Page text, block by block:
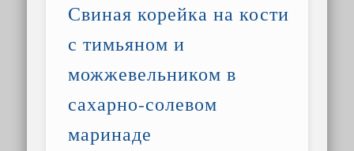
Свиная корейка на кости
с тимьяном и
можжевельником в
сахарно-солевом
маринаде